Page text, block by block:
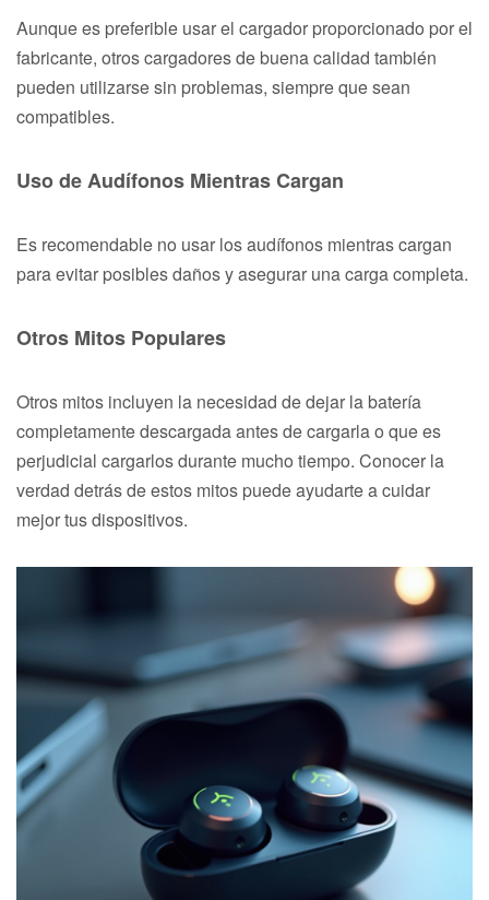
Aunque es preferible usar el cargador proporcionado por el
fabricante, otros cargadores de buena calidad también
pueden utilizarse sin problemas, siempre que sean
compatibles.
Uso de Audífonos Mientras Cargan
Es recomendable no usar los audífonos mientras cargan
para evitar posibles daños y asegurar una carga completa.
Otros Mitos Populares
Otros mitos incluyen la necesidad de dejar la batería
completamente descargada antes de cargarla o que es
perjudicial cargarlos durante mucho tiempo. Conocer la
verdad detrás de estos mitos puede ayudarte a cuidar
mejor tus dispositivos.